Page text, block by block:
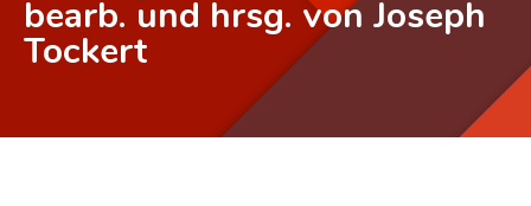
CNL
Forschungsgruppe
bearb. und hrsg. von Joseph
Tockert